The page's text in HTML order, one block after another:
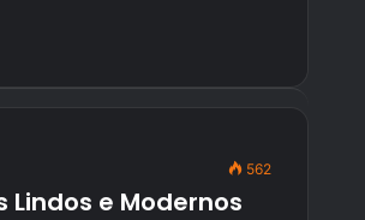
562
e Modernos